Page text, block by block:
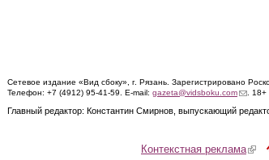
Сетевое издание «Вид сбоку», г. Рязань. Зарегистрировано
Телефон: +7 (4912) 95-41-59. E-mail: gazeta@vidsboku.com(link. 18+
Главный редактор: Константин Смирнов, выпускающий
Контекстная реклама(link